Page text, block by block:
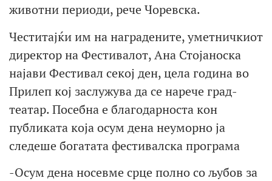
животни периоди, рече Чоревска.
Честитајќи им на наградените, уметничкиот
директор на Фестивалот, Ана Стојаноска
најави Фестивал секој ден, цела година во
Прилеп кој заслужува да се нарече град-
театар. Посебна е благодарноста кон
публиката која осум дена неуморно ја
следеше богатата фестивалска програма
-Осум дена носевме срце полно со љубов за